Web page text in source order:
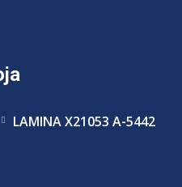
LAMINA X21053 A-5442